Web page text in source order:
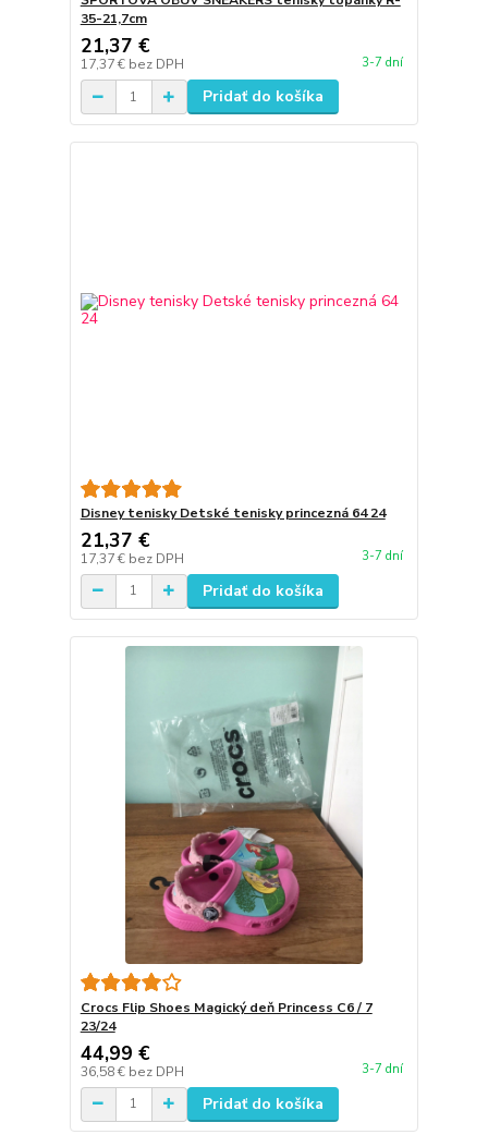
35-21,7cm
21,37 €
17,37 € bez DPH 3-7 dní
Pridať do košíka
Disney tenisky Detské tenisky princezná 64 24
21,37 €
17,37 € bez DPH 3-7 dní
Pridať do košíka
Crocs Flip Shoes Magický deň Princess C6 / 7
23/24
44,99 €
36,58 € bez DPH 3-7 dní
Pridať do košíka